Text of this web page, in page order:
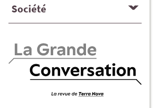
Société